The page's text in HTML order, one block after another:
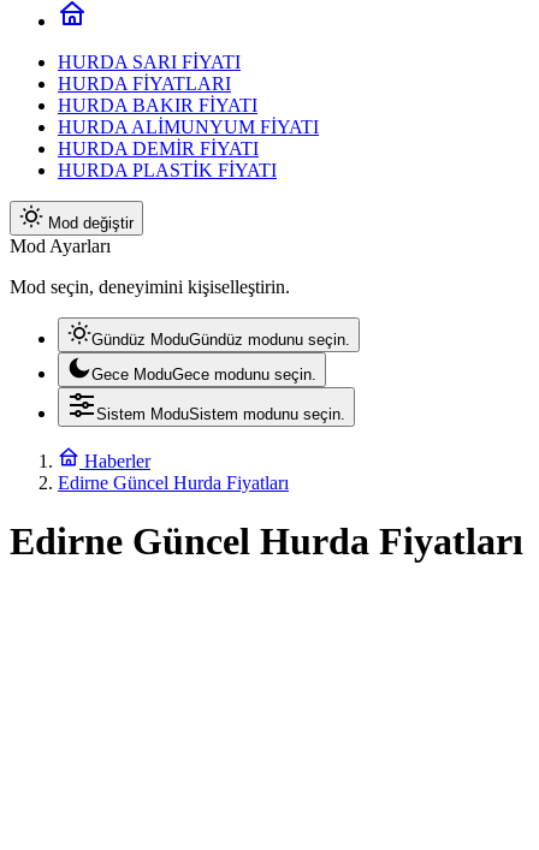
HURDA SARI FİYATI
HURDA FİYATLARI
HURDA BAKIR FİYATI
HURDA ALİMUNYUM FİYATI
HURDA DEMİR FİYATI
HURDA PLASTİK FİYATI
Mod değiştir
Mod Ayarları
Mod seçin, deneyimini kişiselleştirin.
Gündüz ModuGündüz modunu seçin.
Gece ModuGece modunu seçin.
Sistem ModuSistem modunu seçin.
Haberler
Edirne Güncel Hurda Fiyatları
Edirne Güncel Hurda Fiyatları